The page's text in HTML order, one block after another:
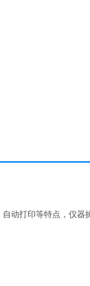
动打印等特点，仪器